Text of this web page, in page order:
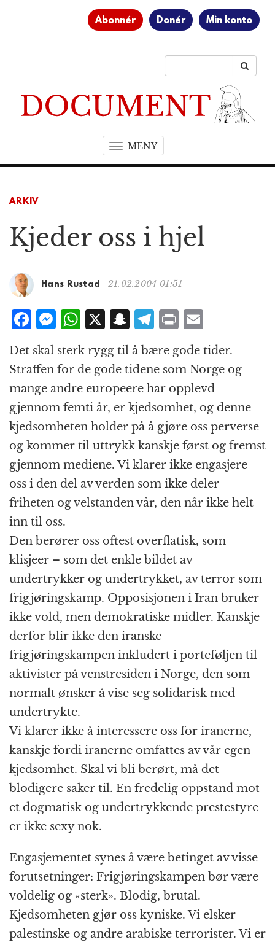
Abonnér Donér Min konto
MENYT
o
n
a
g
t
n
ARKIV
Kjeder oss i hjel
Hans Rustad 21.02.2004 01:51
F
a
c
e
b
o
o
k
M
ss
e
n
g
e
r
W
at
s
A
p
p
X S
n
a
p
c
h
at
T
e
g
r
a
m
P
ri
n
t
m
ai
l
Det skal sterk rygg til å bære gode tider.
Straffen for de gode tidene som Norge og
mange andre europeere har opplevd
gjennom femti år, er kjedsomhet, og denne
kjedsomheten holder på å gjøre oss perverse
og kommer til uttrykk kanskje først og fremst
gjennom mediene. Vi klarer ikke engasjere
oss i den del av verden som ikke deler
friheten og velstanden vår, den når ikke helt
inn til oss.
Den berører oss oftest overflatisk, som
klisjeer – som det enkle bildet av
undertrykker og undertrykket, av terror som
frigjøringskamp. Opposisjonen i Iran bruker
ikke vold, men demokratiske midler. Kanskje
derfor blir ikke den iranske
frigjøringskampen inkludert i porteføljen til
aktivister på venstresiden i Norge, den som
normalt ønsker å vise seg solidarisk med
undertrykte.
Vi klarer ikke å interessere oss for iranerne,
kanskje fordi iranerne omfattes av vår egen
kjedsomhet. Skal vi bli berørt, må det
blodigere saker til. En fredelig oppstand mot
et dogmatisk og undertrykkende prestestyre
er ikke sexy nok.
Engasjementet synes å være betinget av visse
forutsetninger: Frigjøringskampen bør være
voldelig og «sterk». Blodig, brutal.
Kjedsomheten gjør oss kyniske. Vi elsker
palestinske og andre arabiske terrorister. Vi er